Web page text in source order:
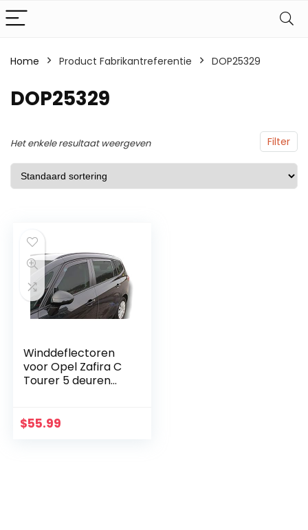
Home Product Fabrikantreferentie DOP25329
DOP25329
Filter
Het enkele resultaat weergeven
Winddeflectoren
voor Opel Zafira C
Tourer 5 deuren
$55.99